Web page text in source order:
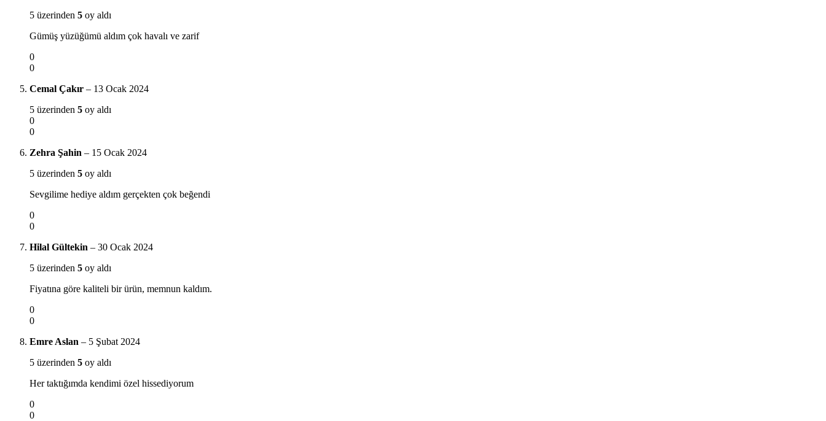
5 üzerinden 5 oy aldı
Gümüş yüzüğümü aldım çok havalı ve zarif
0
0
Cemal Çakır – 13 Ocak 2024
5 üzerinden 5 oy aldı
0
0
Zehra Şahin – 15 Ocak 2024
5 üzerinden 5 oy aldı
Sevgilime hediye aldım gerçekten çok beğendi
0
0
Hilal Gültekin – 30 Ocak 2024
5 üzerinden 5 oy aldı
Fiyatına göre kaliteli bir ürün, memnun kaldım.
0
0
Emre Aslan – 5 Şubat 2024
5 üzerinden 5 oy aldı
Her taktığımda kendimi özel hissediyorum
0
0